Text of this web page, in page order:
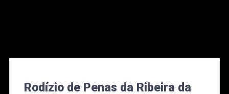
Rodízio de Penas da Ribeira da